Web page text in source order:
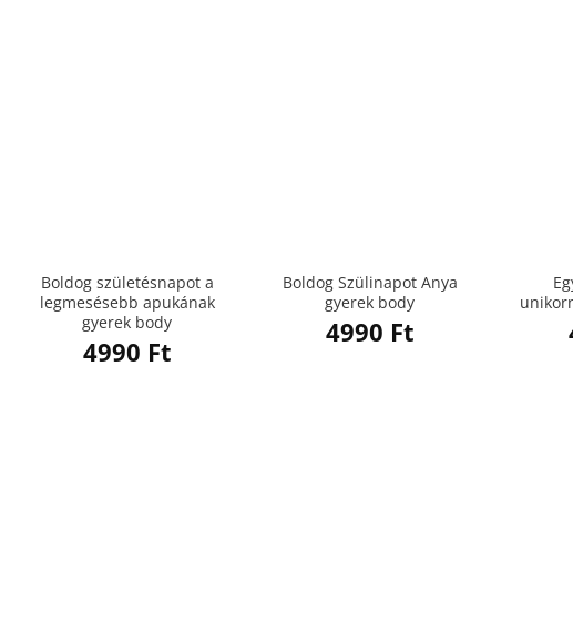
Boldog születésnapot a
legmesésebb apukának
gyerek body
4990 Ft
Boldog Szülinapot Anya
gyerek body
4990 Ft